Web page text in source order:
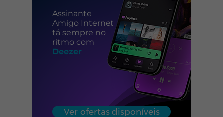
Assinante
Amigo Internet
tá sempre no
ritmo com
Deezer
Ver ofertas disponíveis